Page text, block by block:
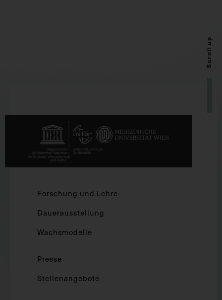
Scroll up
Forschung und Lehre
Dauerausstellung
Wachsmodelle
Presse
Stellenangebote